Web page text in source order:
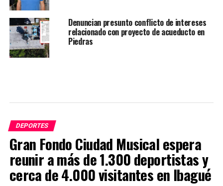
Denuncian presunto conflicto de intereses
relacionado con proyecto de acueducto en
Piedras
DEPORTES
Gran Fondo Ciudad Musical espera
reunir a más de 1.300 deportistas y
cerca de 4.000 visitantes en Ibagué